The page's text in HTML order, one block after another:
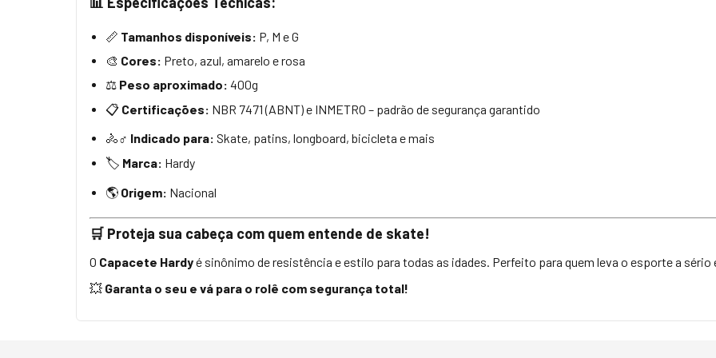
📏 Tamanhos disponíveis: P, M e G
🎨 Cores: Preto, azul, amarelo e rosa
⚖️ Peso aproximado: 400g
📋 Certificações: NBR 7471 (ABNT) e INMETRO – padrão de segurança garantido
🚴‍♂️ Indicado para: Skate, patins, longboard, bicicleta e mais
🏷 Marca: Hardy
🌎 Origem: Nacional
🛒 Proteja sua cabeça com quem entende de skate!
O Capacete Hardyé sinônimo de resistência e estilo para todas as idades. Perfeito para quem leva o esporte a sério
💥 Garanta o seu e vá para o rolê com segurança total!